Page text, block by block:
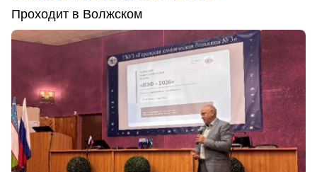
Проходит в Волжском